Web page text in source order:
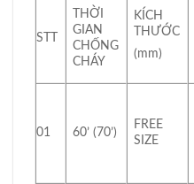
STT
THỜI
GIAN
CHỐNG
CHÁY
KÍCH
THƯỚC
(mm)
01 60’ (70’)
FREE
SIZE